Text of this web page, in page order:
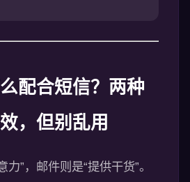
配合短信？两种
，但别乱用
”，邮件则是“提供干货”。